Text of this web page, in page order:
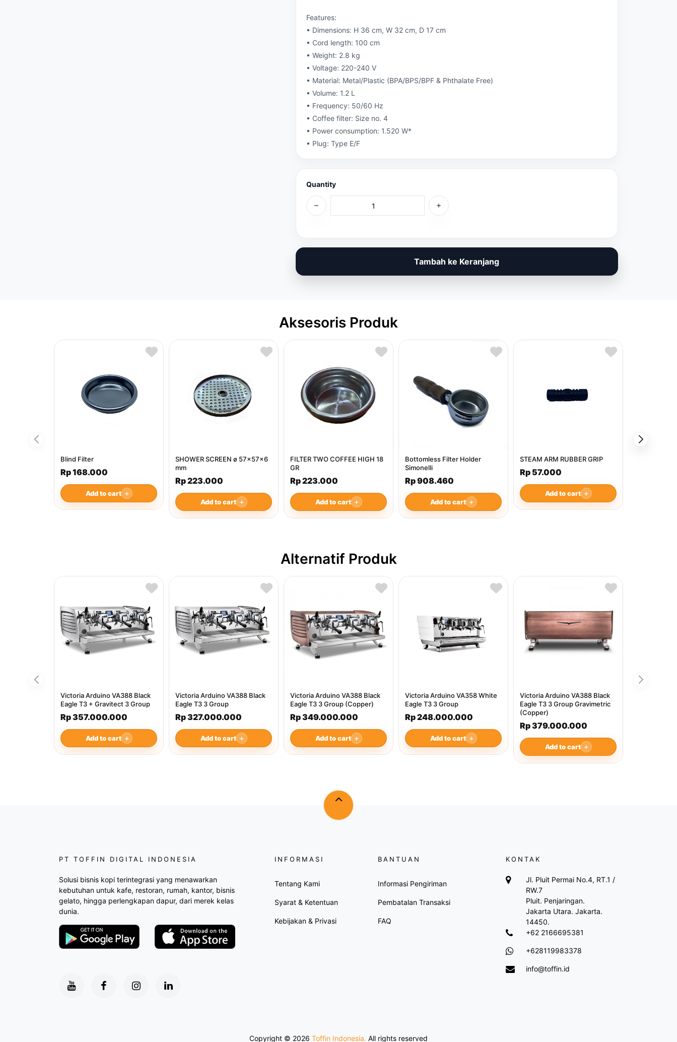
Features:
• Dimensions: H 36 cm, W 32 cm, D 17 cm
• Cord length: 100 cm
• Weight: 2.8 kg
• Voltage: 220-240 V
• Material: Metal/Plastic (BPA/BPS/BPF & Phthalate Free)
• Volume: 1.2 L
• Frequency: 50/60 Hz
• Coffee filter: Size no. 4
• Power consumption: 1.520 W*
• Plug: Type E/F
Quantity
Tambah ke Keranjang
Aksesoris Produk
Blind Filter
Rp 168.000
Add to cart ＋
SHOWER SCREEN ø 57x57x6
mm
Rp 223.000
Add to cart ＋
FILTER TWO COFFEE HIGH 18
GR
Rp 223.000
Add to cart ＋
Bottomless Filter Holder
Simonelli
Rp 908.460
Add to cart ＋
STEAM ARM RUBBER GRIP
Rp 57.000
Add to cart ＋
Alternatif Produk
Victoria Arduino VA388 Black
Eagle T3 + Gravitect 3 Group
Rp 357.000.000
Add to cart ＋
Victoria Arduino VA388 Black
Eagle T3 3 Group
Rp 327.000.000
Add to cart ＋
Victoria Arduino VA388 Black
Eagle T3 3 Group (Copper)
Rp 349.000.000
Add to cart ＋
Victoria Arduino VA358 White
Eagle T3 3 Group
Rp 248.000.000
Add to cart ＋
Victoria Arduino VA388 Black
Eagle T3 3 Group Gravimetric
(Copper)
Rp 379.000.000
Add to cart ＋
PT TOFFIN DIGITAL INDONESIA
Solusi bisnis kopi terintegrasi yang menawarkan
kebutuhan untuk kafe, restoran, rumah, kantor, bisnis
gelato, hingga perlengkapan dapur, dari merek kelas
dunia.
INFORMASI
Tentang Kami
Syarat & Ketentuan
Kebijakan & Privasi
BANTUAN
Informasi Pengiriman
Pembatalan Transaksi
FAQ
KONTAK
Jl. Pluit Permai No.4, RT.1 /
RW.7
Pluit. Penjaringan.
Jakarta Utara. Jakarta.
14450.
+62 2166695381
+628119983378
info@toffin.id
Copyright © 2026 Toffin Indonesia. All rights reserved